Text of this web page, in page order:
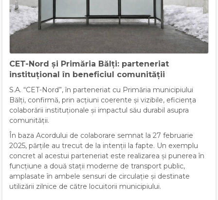
CET-Nord și Primăria Bălți: parteneriat
instituțional în beneficiul comunității
S.A. “CET-Nord”, în parteneriat cu Primăria municipiului
Bălți, confirmă, prin acțiuni coerente și vizibile, eficiența
colaborării instituționale și impactul său durabil asupra
comunității.
În baza Acordului de colaborare semnat la 27 februarie
2025, părțile au trecut de la intenții la fapte. Un exemplu
concret al acestui parteneriat este realizarea și punerea în
funcțiune a două stații moderne de transport public,
amplasate în ambele sensuri de circulație și destinate
utilizării zilnice de către locuitorii municipiului.